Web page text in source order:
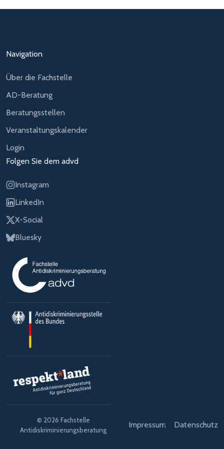
Navigation
Über die Fachstelle
AD-Beratung
Beratungsstellen
Veranstaltungskalender
Login
Folgen Sie dem advd
Instagram
LinkedIn
X-Social
Bluesky
© 2026 Fachstelle
Antidiskriminierungsberatung
Impressum Datenschutz